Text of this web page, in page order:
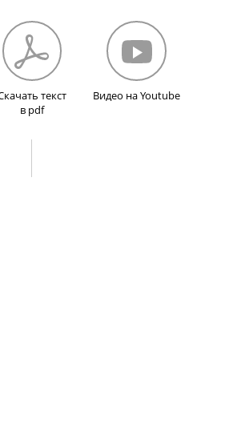
в камере. О тюремной
на поселение. Первая
текст
в pdf
Видео на Youtube